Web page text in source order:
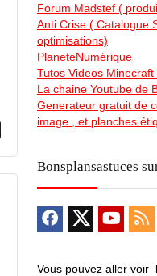
Forum Madstef (
Anti Crise ( Catalogue
optimisations)
PlaneteNumérique
Tutos Videos Minecraft
La chaine Youtube de
Generateur gratuit de
image , et planches
Bonsplansastuces
Vous pouvez aller voir